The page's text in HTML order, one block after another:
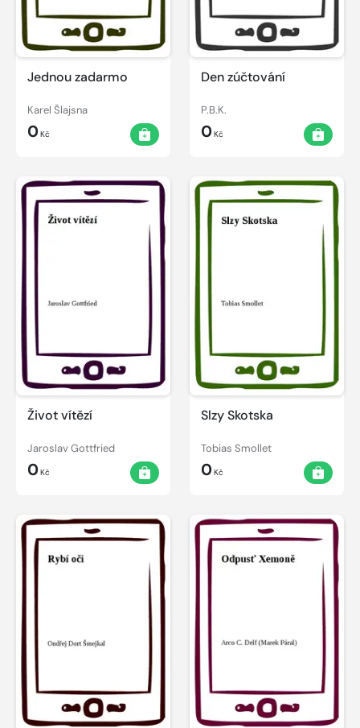
Jednou zadarmo
Karel Šlajsna
0Kč
Den zúčtování
P.B.K.
0Kč
Život vítězí
Jaroslav Gottfried
0Kč
Slzy Skotska
Tobias Smollet
0Kč